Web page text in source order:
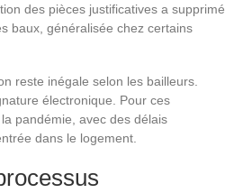
des pièces justificatives a supprimé
baux, généralisée chez certains
reste inégale selon les bailleurs.
électronique. Pour ces
pandémie, avec des délais
dans le logement.